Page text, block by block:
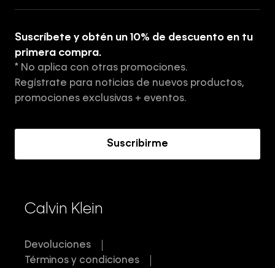
Tiendas
Aviso de privacidad
Términos y Condiciones
Suscríbete y obtén un 10% de descuento en tu
primera compra.
* No aplica con otras promociones.
Regístrate para noticias de nuevos productos,
promociones exclusivas + eventos.
Suscribirme
Calvin Klein
Devoluciones
Términos y condiciones